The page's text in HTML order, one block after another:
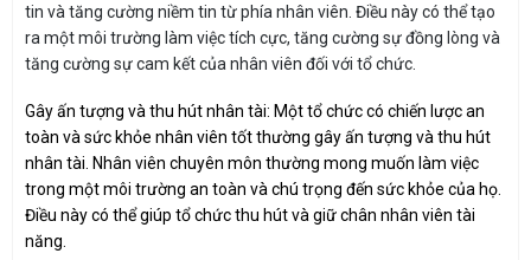
tin và tăng cường niềm tin từ phía nhân viên. Điều này có thể tạo
ra một môi trường làm việc tích cực, tăng cường sự đồng lòng và
tăng cường sự cam kết của nhân viên đối với tổ chức.
Gây ấn tượng và thu hút nhân tài: Một tổ chức có chiến lược an
toàn và sức khỏe nhân viên tốt thường gây ấn tượng và thu hút
nhân tài. Nhân viên chuyên môn thường mong muốn làm việc
trong một môi trường an toàn và chú trọng đến sức khỏe của họ.
Điều này có thể giúp tổ chức thu hút và giữ chân nhân viên tài
năng.